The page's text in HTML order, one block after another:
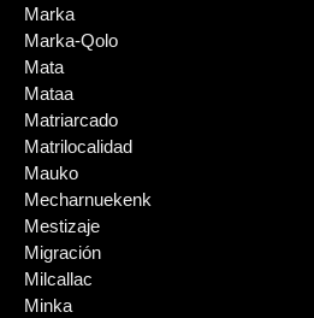
Marka
Marka-Qolo
Mata
Mataa
Matriarcado
Matrilocalidad
Mauko
Mecharnuekenk
Mestizaje
Migración
Milcallac
Minka